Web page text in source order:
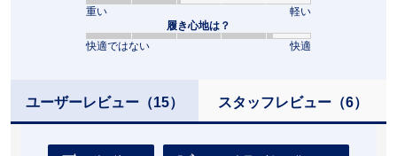
重い
軽い
履き心地は？
快適ではない
快適
ユーザーレビュー（15） スタッフレビュー（6）